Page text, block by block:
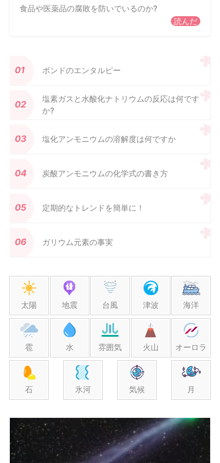
食品や医薬品の腐敗を防いでいるのか?
読んだ
ボンドのエンタルピー
塩素ガスと水酸化ナトリウムの反応は何です
か?
塩化アンモニウムの溶解度は何ですか
炭酸アンモニウムの化学式の書き方
定期的なトレンドを簡単に！
ガリウム元素の事実
太陽 地震 台風 津波 海洋
雹 水 雰囲気 火山 オーロラ
石 氷河 気候 月